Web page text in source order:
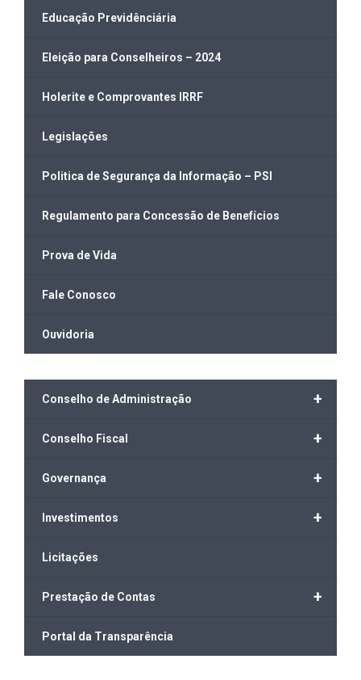
Educação Previdênciária
Eleição para Conselheiros – 2024
Holerite e Comprovantes IRRF
Legislações
Politica de Segurança da Informação – PSI
Regulamento para Concessão de Benefícios
Prova de Vida
Fale Conosco
Ouvidoria
+
Conselho de Administração
+
Conselho Fiscal
+
Governança
+
Investimentos
Licitações
+
Prestação de Contas
Portal da Transparência